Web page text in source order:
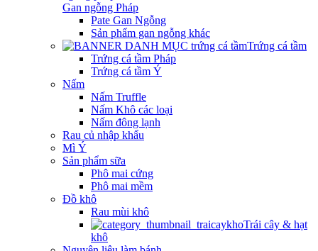
Gan ngỗng Pháp
Pate Gan Ngỗng
Sản phẩm gan ngỗng khác
Trứng cá tầm
Trứng cá tầm Pháp
Trứng cá tầm Ý
Nấm
Nấm Truffle
Nấm Khô các loại
Nấm đông lạnh
Rau củ nhập khẩu
Mì Ý
Sản phẩm sữa
Phô mai cứng
Phô mai mềm
Đồ khô
Rau mùi khô
Trái cây & hạt
khô